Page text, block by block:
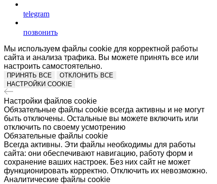
telegram
позвонить
Мы используем файлы cookie для корректной работы
сайта и анализа трафика. Вы можете принять все или
настроить самостоятельно.
ПРИНЯТЬ ВСЕ
ОТКЛОНИТЬ ВСЕ
НАСТРОЙКИ COOKIE
Настройки файлов cookie
Обязательные файлы cookie всегда активны и не могут
быть отключены. Остальные вы можете включить или
отключить по своему усмотрению
Обязательные файлы cookie
Всегда активны. Эти файлы необходимы для работы
сайта: они обеспечивают навигацию, работу форм и
сохранение ваших настроек. Без них сайт не может
функционировать корректно. Отключить их невозможно.
Аналитические файлы cookie